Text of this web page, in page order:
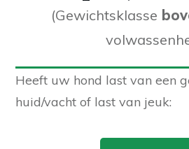
(Gewichtsklasse
Heeft uw hond last van een
huid/vacht of last van jeuk: